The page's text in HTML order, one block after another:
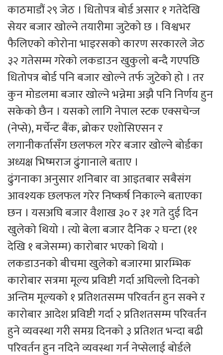
काठमाडौं २९ जेठ । धितोपत्र बोर्ड असार १ गतेदेखि
सेयर बजार खोल्ने तयारीमा जुटेको छ । विश्वभर
फैलिएको कोरोना भाइरसको कारण सरकारले जेठ
३२ गतेसम्म गरेको लकडाउन खुकुलो बन्दै गएपछि
धितोपत्र बोर्ड पनि बजार खोल्ने तर्फ जुटेको हो । तर
कुन मोडलमा बजार खोल्ने भन्नेमा अझै पनि निर्णय हुन
सकेको छैन । यसको लागि नेपाल स्टक एक्सचेन्ज
(नेप्से), मर्चेन्ट बैंक, ब्रोकर एशोसिएसन र
लगानीकर्तासँग छलफल गरेर बजार खोल्ने बोर्डका
अध्यक्ष भिष्मराज ढुंगानाले बताए ।
ढुंगनाका अनुसार शनिबार वा आइतबार सबैसंग
आवश्यक छलफल गरेर निष्कर्ष निकाल्ने बताएका
छन । यसअघि बजार वैशाख ३० र ३१ गते दुई दिन
खुलेको थियो । त्यो बेला बजार दैनिक २ घन्टा (११
देखि १ बजेसम्म) कारोबार भएको थियो ।
लकडाउनको बीचमा खुलेको बजारमा प्रारम्भिक
कारोबार सत्रमा मूल्य प्रविष्टी गर्दा अघिल्लो दिनको
अन्तिम मूल्यको १ प्रतिशतसम्म परिवर्तन हुन सक्ने र
कारोबार आदेश प्रविष्टी गर्दा २ प्रतिशतसम्म परिवर्तन
हुने व्यवस्था गरी समग्र दिनको ३ प्रतिशत भन्दा बढी
परिवर्तन हुन नदिने व्यवस्था गर्न नेप्सेलाई बोर्डले